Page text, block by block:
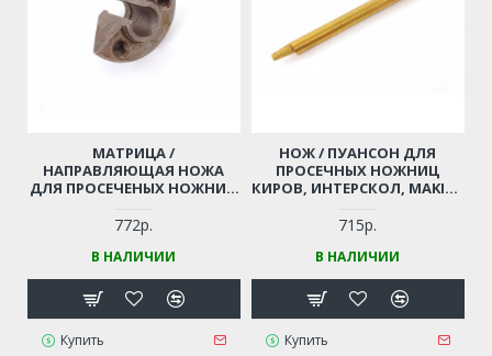
МАТРИЦА /
НАПРАВЛЯЮЩАЯ НОЖА
ДЛЯ ПРОСЕЧЕНЫХ НОЖНИЦ
ИНТЕРСКОЛ
772р.
В НАЛИЧИИ
Купить
НОЖ / ПУАНСОН ДЛЯ
ПРОСЕЧНЫХ НОЖНИЦ
КИРОВ, ИНТЕРСКОЛ, MAKITA
715р.
В НАЛИЧИИ
Купить